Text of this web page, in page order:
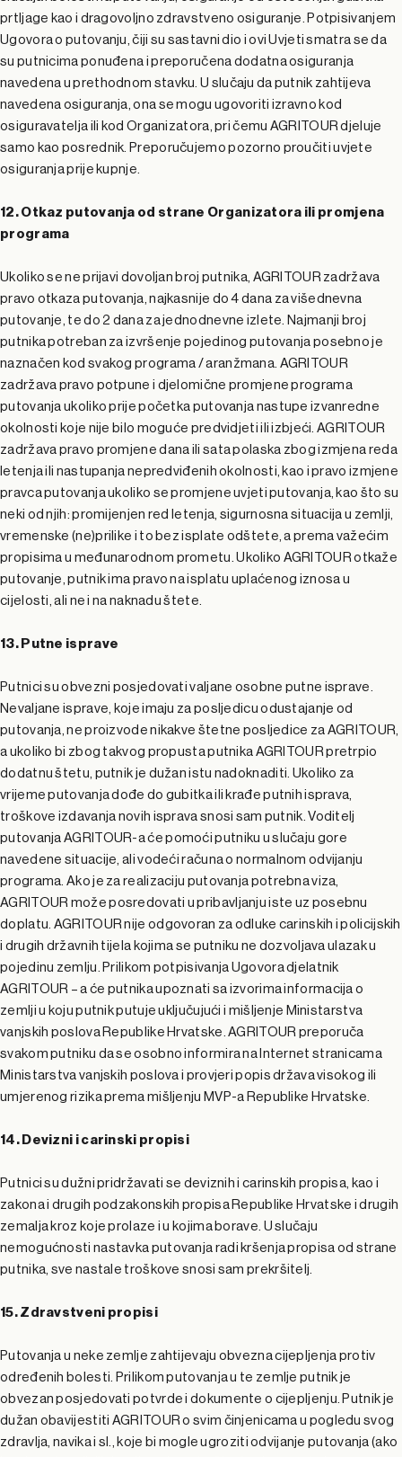
prtljage kao i dragovoljno zdravstveno osiguranje. Potpisivanjem
Ugovora o putovanju, čiji su sastavni dio i ovi Uvjeti smatra se da
su putnicima ponuđena i preporučena dodatna osiguranja
navedena u prethodnom stavku. U slučaju da putnik zahtijeva
navedena osiguranja, ona se mogu ugovoriti izravno kod
osiguravatelja ili kod Organizatora, pri čemu AGRITOUR djeluje
samo kao posrednik. Preporučujemo pozorno proučiti uvjete
osiguranja prije kupnje.
12. Otkaz putovanja od strane Organizatora ili promjena
programa
Ukoliko se ne prijavi dovoljan broj putnika, AGRITOUR zadržava
pravo otkaza putovanja, najkasnije do 4 dana za višednevna
putovanje, te do 2 dana za jednodnevne izlete. Najmanji broj
putnika potreban za izvršenje pojedinog putovanja posebno je
naznačen kod svakog programa / aranžmana. AGRITOUR
zadržava pravo potpune i djelomične promjene programa
putovanja ukoliko prije početka putovanja nastupe izvanredne
okolnosti koje nije bilo moguće predvidjeti ili izbjeći. AGRITOUR
zadržava pravo promjene dana ili sata polaska zbog izmjena reda
letenja ili nastupanja nepredviđenih okolnosti, kao i pravo izmjene
pravca putovanja ukoliko se promjene uvjeti putovanja, kao što su
neki od njih: promijenjen red letenja, sigurnosna situacija u zemlji,
vremenske (ne)prilike i to bez isplate odštete, a prema važećim
propisima u međunarodnom prometu. Ukoliko AGRITOUR otkaže
putovanje, putnik ima pravo na isplatu uplaćenog iznosa u
cijelosti, ali ne i na naknadu štete.
13. Putne isprave
Putnici su obvezni posjedovati valjane osobne putne isprave.
Nevaljane isprave, koje imaju za posljedicu odustajanje od
putovanja, ne proizvode nikakve štetne posljedice za AGRITOUR,
a ukoliko bi zbog takvog propusta putnika AGRITOUR pretrpio
dodatnu štetu, putnik je dužan istu nadoknaditi. Ukoliko za
vrijeme putovanja dođe do gubitka ili krađe putnih isprava,
troškove izdavanja novih isprava snosi sam putnik. Voditelj
putovanja AGRITOUR-a će pomoći putniku u slučaju gore
navedene situacije, ali vodeći računa o normalnom odvijanju
programa. Ako je za realizaciju putovanja potrebna viza,
AGRITOUR može posredovati u pribavljanju iste uz posebnu
doplatu. AGRITOUR nije odgovoran za odluke carinskih i policijskih
i drugih državnih tijela kojima se putniku ne dozvoljava ulazak u
pojedinu zemlju. Prilikom potpisivanja Ugovora djelatnik
AGRITOUR – a će putnika upoznati sa izvorima informacija o
zemlji u koju putnik putuje uključujući i mišljenje Ministarstva
vanjskih poslova Republike Hrvatske. AGRITOUR preporuča
svakom putniku da se osobno informira na Internet stranicama
Ministarstva vanjskih poslova i provjeri popis država visokog ili
umjerenog rizika prema mišljenju MVP-a Republike Hrvatske.
14. Devizni i carinski propisi
Putnici su dužni pridržavati se deviznih i carinskih propisa, kao i
zakona i drugih podzakonskih propisa Republike Hrvatske i drugih
zemalja kroz koje prolaze i u kojima borave. U slučaju
nemogućnosti nastavka putovanja radi kršenja propisa od strane
putnika, sve nastale troškove snosi sam prekršitelj.
15. Zdravstveni propisi
Putovanja u neke zemlje zahtijevaju obvezna cijepljenja protiv
određenih bolesti. Prilikom putovanja u te zemlje putnik je
obvezan posjedovati potvrde i dokumente o cijepljenju. Putnik je
dužan obavijestiti AGRITOUR o svim činjenicama u pogledu svog
zdravlja, navika i sl., koje bi mogle ugroziti odvijanje putovanja (ako